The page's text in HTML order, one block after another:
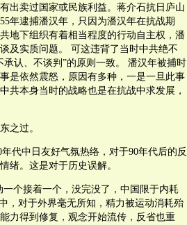
出卖过国家或民族利益。蒋介石抗日庐山
年逮捕潘汉年，只因为潘汉年在抗战期
地下组织有着相当程度的行动自主权，潘
及实质问题。 可这违背了当时中共绝不
认、不谈判”的原则一致。 潘汉年被捕时
是依然震怒，原因有多种，一是一旦此事
共本身当时的战略也是在抗战中求发展，
之过。
代中日友好气氛热络，对于90年代后的反
绪。这是对于历史误解。
个接着一个，没完没了，中国限于内耗
，对于外界毫无所知，精力被运动消耗殆
力得到修复，观念开始流传，反省也重